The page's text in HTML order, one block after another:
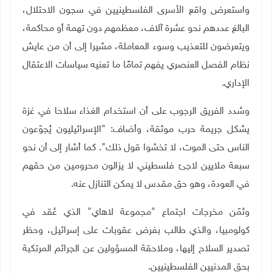
واستعرض واقع الأسرى الفلسطينيين في سجون الاحتلال،
البالغ عددهم نحو عشرة آلاف، معظمهم دون تهمة أو محاكمة،
ويتعرضون للتعذيب وسوء المعاملة، مشيرا إلى أن من عايش
نظام الفصل العنصري يفهم تمامًا ما تعنيه سياسات الاعتقال
الإداري.
وشدد الفريق الرجوب على أن استخدام الغذاء سلاحا في غزة
يشكل جريمة حرب موثقة، وأضاف: "الإسرائيليون يُجوّعون
الناس حتى الموت، لا تخشوا قول ذلك". كما أشار إلى أن نحو
سبعة ملايين لاجئ فلسطيني لا يزالون محرومين من حقهم
في العودة، وهو حق مقدس لا يمكن التنازل عنه.
وثمّن مخرجات اجتماع "مجموعة لاهاي" الذي عُقد في
كولومبيا، والذي طالب بفرض عقوبات على إسرائيل، وحظر
تصدير السلاح إليها، وملاحقة المسؤولين عن الجرائم المرتكبة
بحق المدنيين الفلسطينيين.